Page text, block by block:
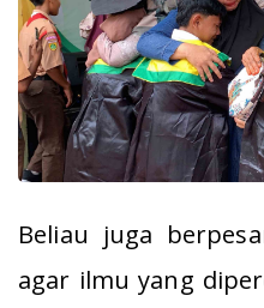
Beliau juga
agar ilmu yang